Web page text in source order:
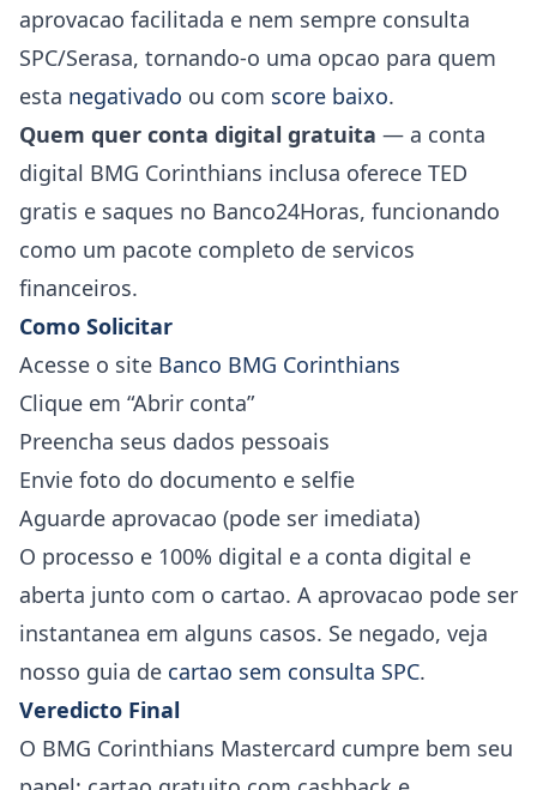
aprovacao facilitada e nem sempre consulta
SPC/Serasa, tornando-o uma opcao para quem
esta negativado ou com score baixo.
Quem quer conta digital gratuita — a conta
digital BMG Corinthians inclusa oferece TED
gratis e saques no Banco24Horas, funcionando
como um pacote completo de servicos
financeiros.
Como Solicitar
Acesse o site Banco BMG Corinthians
Clique em “Abrir conta”
Preencha seus dados pessoais
Envie foto do documento e selfie
Aguarde aprovacao (pode ser imediata)
O processo e 100% digital e a conta digital e
aberta junto com o cartao. A aprovacao pode ser
instantanea em alguns casos. Se negado, veja
nosso guia de cartao sem consulta SPC.
Veredicto Final
O BMG Corinthians Mastercard cumpre bem seu